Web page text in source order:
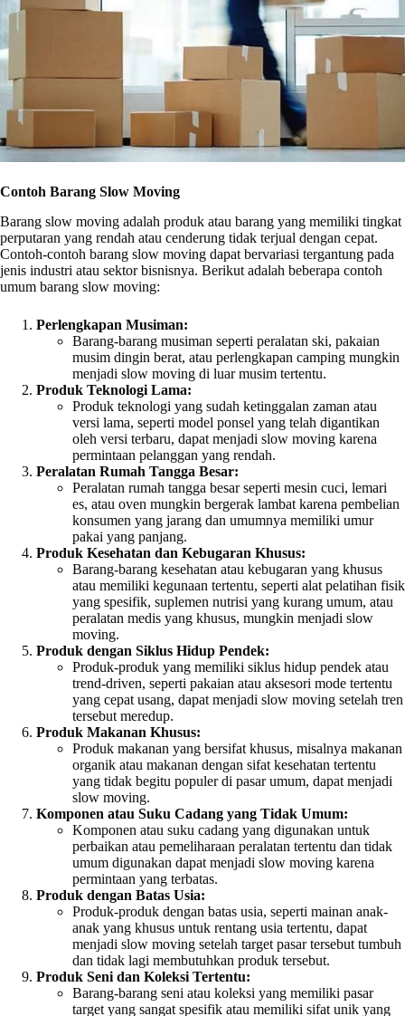
Contoh Barang Slow Moving
Barang slow moving adalah produk atau barang yang memiliki tingkat
perputaran yang rendah atau cenderung tidak terjual dengan cepat.
Contoh-contoh barang slow moving dapat bervariasi tergantung pada
jenis industri atau sektor bisnisnya. Berikut adalah beberapa contoh
umum barang slow moving:
Perlengkapan Musiman:
Barang-barang musiman seperti peralatan ski, pakaian
musim dingin berat, atau perlengkapan camping mungkin
menjadi slow moving di luar musim tertentu.
Produk Teknologi Lama:
Produk teknologi yang sudah ketinggalan zaman atau
versi lama, seperti model ponsel yang telah digantikan
oleh versi terbaru, dapat menjadi slow moving karena
permintaan pelanggan yang rendah.
Peralatan Rumah Tangga Besar:
Peralatan rumah tangga besar seperti mesin cuci, lemari
es, atau oven mungkin bergerak lambat karena pembelian
konsumen yang jarang dan umumnya memiliki umur
pakai yang panjang.
Produk Kesehatan dan Kebugaran Khusus:
Barang-barang kesehatan atau kebugaran yang khusus
atau memiliki kegunaan tertentu, seperti alat pelatihan fisik
yang spesifik, suplemen nutrisi yang kurang umum, atau
peralatan medis yang khusus, mungkin menjadi slow
moving.
Produk dengan Siklus Hidup Pendek:
Produk-produk yang memiliki siklus hidup pendek atau
trend-driven, seperti pakaian atau aksesori mode tertentu
yang cepat usang, dapat menjadi slow moving setelah tren
tersebut meredup.
Produk Makanan Khusus:
Produk makanan yang bersifat khusus, misalnya makanan
organik atau makanan dengan sifat kesehatan tertentu
yang tidak begitu populer di pasar umum, dapat menjadi
slow moving.
Komponen atau Suku Cadang yang Tidak Umum:
Komponen atau suku cadang yang digunakan untuk
perbaikan atau pemeliharaan peralatan tertentu dan tidak
umum digunakan dapat menjadi slow moving karena
permintaan yang terbatas.
Produk dengan Batas Usia:
Produk-produk dengan batas usia, seperti mainan anak-
anak yang khusus untuk rentang usia tertentu, dapat
menjadi slow moving setelah target pasar tersebut tumbuh
dan tidak lagi membutuhkan produk tersebut.
Produk Seni dan Koleksi Tertentu:
Barang-barang seni atau koleksi yang memiliki pasar
target yang sangat spesifik atau memiliki sifat unik yang